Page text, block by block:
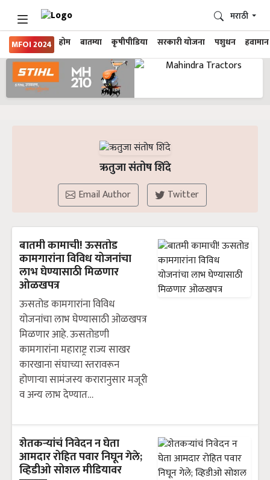
MFOI 2024 होम बातम्या कृषीपीडिया सरकारी योजना पशुधन हवामान
मराठी
ऋतुजा संतोष शिंदे
Email Author Twitter
बातमी कामाची! ऊसतोड
कामगारांना विविध योजनांचा
लाभ घेण्यासाठी मिळणार
ओळखपत्र
ऊसतोड कामगारांना विविध
योजनांचा लाभ घेण्यासाठी ओळखपत्र
मिळणार आहे. ऊसतोडणी
कामगारांना महाराष्ट्र राज्य साखर
कारखाना संघाच्या स्तरावरून
होणाऱ्या सामंजस्य करारानुसार मजूरी
व अन्य लाभ देण्यात…
शेतकऱ्यांचं निवेदन न घेता
आमदार रोहित पवार निघून गेले;
व्हिडीओ सोशल मीडियावर